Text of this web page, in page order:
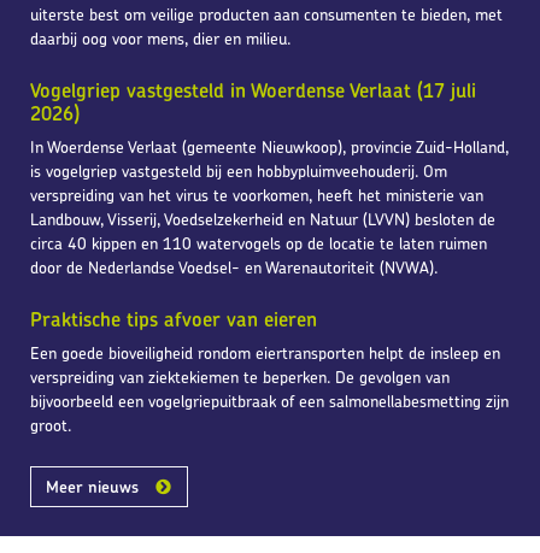
uiterste best om veilige producten aan consumenten te bieden, met
daarbij oog voor mens, dier en milieu.
Vogelgriep vastgesteld in Woerdense Verlaat (17 juli
2026)
In Woerdense Verlaat (gemeente Nieuwkoop), provincie Zuid-Holland,
is vogelgriep vastgesteld bij een hobbypluimveehouderij. Om
verspreiding van het virus te voorkomen, heeft het ministerie van
Landbouw, Visserij, Voedselzekerheid en Natuur (LVVN) besloten de
circa 40 kippen en 110 watervogels op de locatie te laten ruimen
door de Nederlandse Voedsel- en Warenautoriteit (NVWA).
Praktische tips afvoer van eieren
Een goede bioveiligheid rondom eiertransporten helpt de insleep en
verspreiding van ziektekiemen te beperken. De gevolgen van
bijvoorbeeld een vogelgriepuitbraak of een salmonellabesmetting zijn
groot.
Meer nieuws